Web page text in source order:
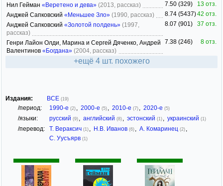
Нил Гейман «Веретено и дева» (2013, рассказ) 7.50 (329)
13 отз.
Анджей Сапковский «Меньшее Зло» (1990, рассказ) 8.74 (5437)42 отз.
Анджей Сапковский «Золотой полдень» (1997,
рассказ)
8.07 (901) 37 отз.
Генри Лайон Олди, Марина и Сергей Дяченко, Андрей
Валентинов «Богдана» (2004, рассказ)
7.38 (246) 8 отз.
+ещё 4 шт. похожего
Издания: ВСЕ (19)
/период: 1990-е (2) , 2000-е (5) , 2010-е (7) , 2020-е (5)
/языки: русский (9) , английский (8) , эстонский (1) , украинский (1)
/перевод: Т. Вераксич (1) , Н.В. Иванов (6) , А. Комаринец (2) ,
С. Уусъярв (1)